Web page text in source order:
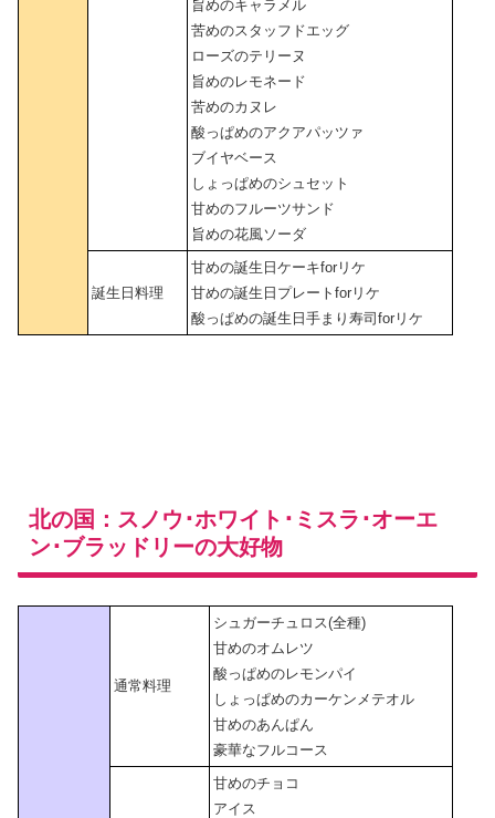
旨めのキャラメル
苦めのスタッフドエッグ
ローズのテリーヌ
旨めのレモネード
苦めのカヌレ
酸っぱめのアクアパッツァ
ブイヤベース
しょっぱめのシュセット
甘めのフルーツサンド
旨めの花風ソーダ
誕生日料理
甘めの誕生日ケーキforリケ
甘めの誕生日プレートforリケ
酸っぱめの誕生日手まり寿司forリケ
北の国：スノウ･ホワイト･ミスラ･オーエ
ン･ブラッドリーの大好物
通常料理
シュガーチュロス(全種)
甘めのオムレツ
酸っぱめのレモンパイ
しょっぱめのカーケンメテオル
甘めのあんぱん
豪華なフルコース
甘めのチョコ
アイス